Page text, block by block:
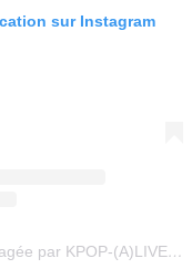
sur Instagram
Une publication partagée par KPOP-(A)LIVE (@my_kpopalive)